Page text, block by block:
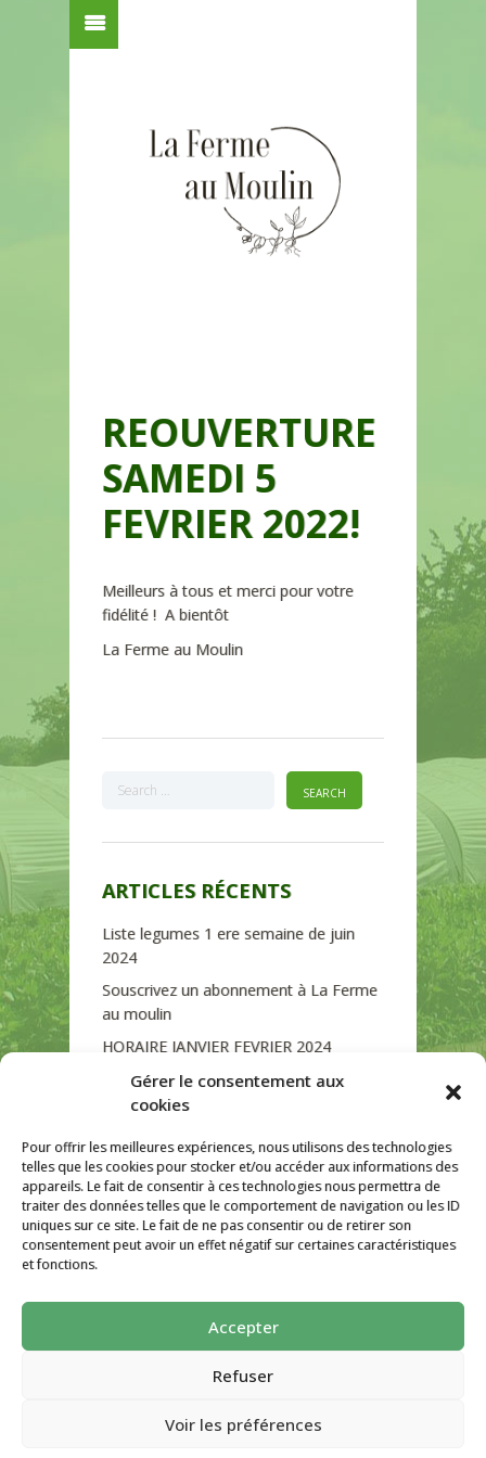
Gérer le consentement aux
cookies
Pour offrir les meilleures expériences, nous utilisons des technologies
telles que les cookies pour stocker et/ou accéder aux informations des
appareils. Le fait de consentir à ces technologies nous permettra de
traiter des données telles que le comportement de navigation ou les ID
uniques sur ce site. Le fait de ne pas consentir ou de retirer son
consentement peut avoir un effet négatif sur certaines caractéristiques
et fonctions.
Accepter
Refuser
Voir les préférences
REOUVERTURE
SAMEDI 5
FEVRIER 2022!
Meilleurs à tous et merci pour votre
fidélité ! A bientôt
La Ferme au Moulin
ARTICLES RÉCENTS
Liste legumes 1 ere semaine de juin
2024
Souscrivez un abonnement à La Ferme
au moulin
HORAIRE JANVIER FEVRIER 2024
Soutien de La Province de Liège
JOURNEE PORTES OUVERTES
CATÉGORIES
La ferme Au Moulin 2026 - Tous droits
réservés